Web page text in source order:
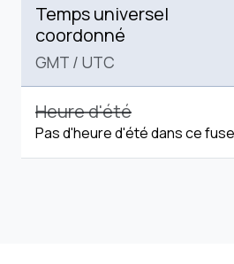
Temps universel
coordonné
GMT / UTC
Heure d'été
Pas d'heure d'été dans ce